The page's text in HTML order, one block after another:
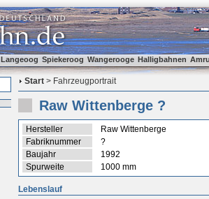
Langeoog Spiekeroog Wangerooge Halligbahnen
Start > Fahrzeugportrait
Raw Wittenberge ?
Hersteller
Raw Wittenberge
Fabriknummer
?
Baujahr
1992
Spurweite
1000 mm
Lebenslauf